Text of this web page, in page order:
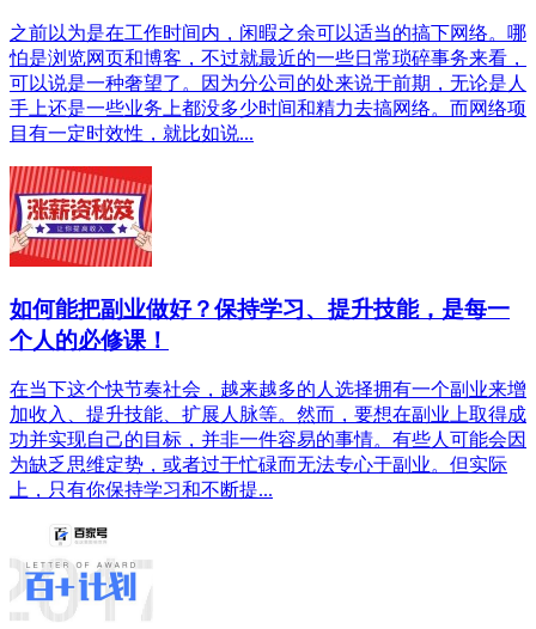
之前以为是在工作时间内，闲暇之余可以适当的搞下网络。哪
怕是浏览网页和博客，不过就最近的一些日常琐碎事务来看，
可以说是一种奢望了。因为分公司的处来说于前期，无论是人
手上还是一些业务上都没多少时间和精力去搞网络。而网络项
目有一定时效性，就比如说...
如何能把副业做好？保持学习、提升技能，是每一
个人的必修课！
在当下这个快节奏社会，越来越多的人选择拥有一个副业来增
加收入、提升技能、扩展人脉等。然而，要想在副业上取得成
功并实现自己的目标，并非一件容易的事情。有些人可能会因
为缺乏思维定势，或者过于忙碌而无法专心于副业。但实际
上，只有你保持学习和不断提...